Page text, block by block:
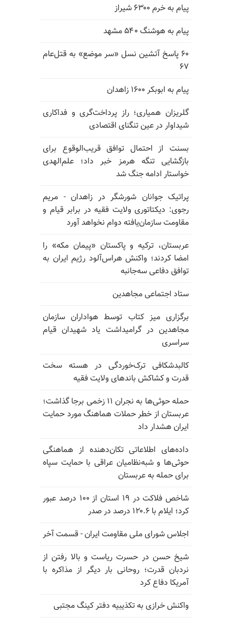
پیام به خرم ۶۳۰۰ شیراز
پیام به هوشنگ ۵۴۰ مشهد
۶۰ پاسخ آتشین نسل «سر موضع» به قتل‌عام
۶۷
پیام به ابوبکر ۱۶۰۰ زاهدان
گلریزان همیاری؛ راز پرداخت‌گری و فداکاری
شیداوار در عین تنگنای اقتصادی
بسنت از احتمال توافق قریب‌الوقوع برای
بازگشایی تنگه هرمز خبر داد؛ علم‌الهدی
خواستار ادامه جنگ شد
پراتیک جوانان شورشگر در زاهدان - مریم
رجوی: دیکتاتوری ولایت فقیه در برابر قیام و
مقاومت سازمان‌یافته دوام نخواهد آورد
عربستان، ترکیه و پاکستان «پیمان مکه» را
امضا کردند؛ واکنش هراس‌آلود رژیم ایران به
توافق دفاعی سه‌جانبه
ستاد اجتماعی مجاهدین
برگزاری میز کتاب توسط هواداران سازمان
مجاهدین در گرامیداشت یاد شهیدان قیام
سراسری
کالبدشکافی ترک‌خوردگی در هسته سخت
قدرت و کشاکش باندهای ولایت فقیه
حمله حوثی‌ها به نجران ۱۱ زخمی برجا گذاشت؛
عربستان از خطر حملات هماهنگ مورد حمایت
ایران هشدار داد
داده‌های اطلاعاتی تکان‌دهنده از هماهنگی
حوثی‌ها و شبه‌نظامیان عراقی با حمایت سپاه
برای حمله به عربستان
شاخص فلاکت در ۱۹ استان از ۱۰۰ درصد عبور
کرد؛ ایلام با ۱۲۰.۶ درصد در صدر
اجلاس شورای ملی مقاومت ایران - قسمت آخر
شیخ حسن در حسرت ریاست و بالا رفتن از
نردبان قدرت؛ روحانی بار دیگر از مذاکره با
آمریکا دفاع کرد
واکنش خرازی به تکذیبیه دفتر کینگ مجتبی